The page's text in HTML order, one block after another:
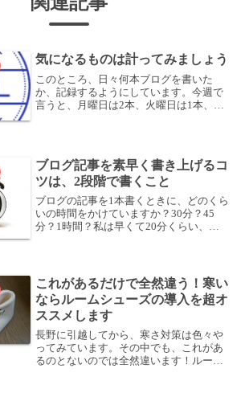
気になるものは計ってみましょう
このところ、日々何本ブログを書いた
か、記録するようにしています。今週で
言うと、月曜日は2本、火曜日は1本、水
いです。まあ、土日は...
ブログ記事を素早く書き上げるコ
ツは、2段階で書くこと
ブログの記事を1本書くときに、どのくら
いの時間をかけていますか？30分？45
分？1時間？私は早くて20分くらい、長
ときに時間...
これがあるだけで全然違う！寒い
ならルームシューズの導入を超オ
ススメします
長野に引越してから、寒さ対策は色々や
ってみています。その中でも、これがあ
るのとないのでは全然違います！ルーム